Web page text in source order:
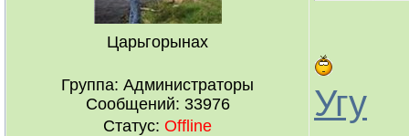
Царьгорынах
Группа: Администраторы
Сообщений: 33976
Статус: Offline
Угу